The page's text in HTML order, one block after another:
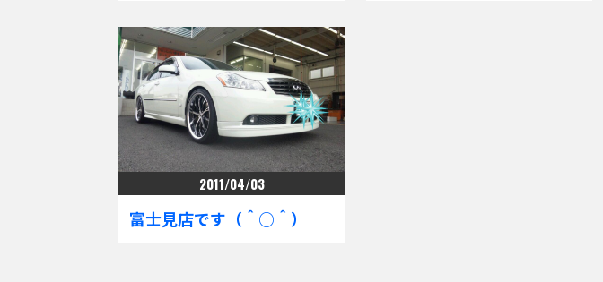
2011/04/03
富士見店です（＾○＾）